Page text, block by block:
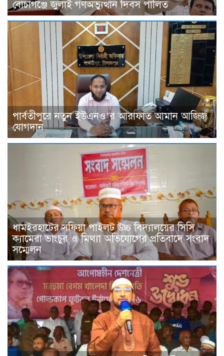
বোচাগঞ্জে জুলাই গণঅভ্যুত্থান দিবস পালিত
পার্বতীপুরে নতুন ইউএনও’র আরাফাত আমান আজিজ
যোগদান
ধামইরহাটের সফিয়া পাইলট উচ্চ বিদ্যালয়ের সিসি
ক্যামেরা ভাংচুর ও মিথ্যা অভিযোগের প্রতিবাদে সংবাদ
সম্মেলন